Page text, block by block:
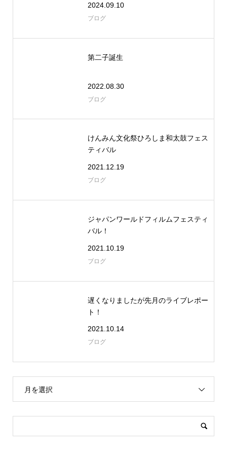
2024.09.10
ブログ
第二子誕生
2022.08.30
ブログ
けんみん文化祭ひろしま和太鼓フェス
ティバル
2021.12.19
ブログ
ジャパンワールドフィルムフェスティ
バル！
2021.10.19
ブログ
遅くなりましたが先月のライブレポー
ト！
2021.10.14
ブログ
月を選択